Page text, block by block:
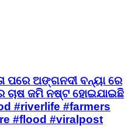
ପରେ ଅଙ୍ଗନଦୀ ବନ୍ୟା ରେ
ଜମି ନଷ୍ଟ ହୋଇଯାଇଛି
#riverlife #farmers
#flood #viralpost